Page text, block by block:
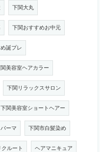
下関大丸
下関おすすめお中元
誕プレ
美容室ヘアカラー
下関リラックスサロン
下関美容室ショートヘアー
ーマ 下関市白髪染め
クルート ヘアマニキュア